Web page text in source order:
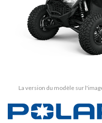
La version du modèle sur